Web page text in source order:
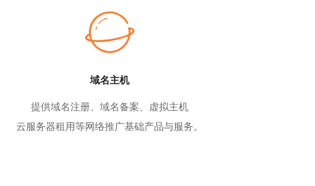
域名主机
提供域名注册、域名备案、虚拟主机
云服务器租用等网络推广基础产品与服务。